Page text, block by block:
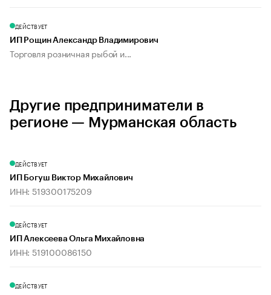
ДЕЙСТВУЕТ
ИП Рощин Александр Владимирович
Торговля розничная рыбой и...
Другие предприниматели в
регионе — Мурманская область
ДЕЙСТВУЕТ
ИП Богуш Виктор Михайлович
ИНН: 519300175209
ДЕЙСТВУЕТ
ИП Алексеева Ольга Михайловна
ИНН: 519100086150
ДЕЙСТВУЕТ